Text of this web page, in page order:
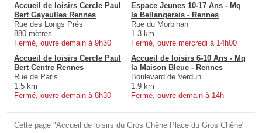
Accueil de loisirs Cercle Paul
Bert Gayeulles Rennes
Rue des Longs Prés
880 mètres
Fermé, ouvre demain à 9h30
Espace Jeunes 10-17 Ans - Mq
la Bellangerais - Rennes
Rue du Morbihan
1.3 km
Fermé, ouvre mercredi à 14h00
Accueil de loisirs Cercle Paul
Bert Centre Rennes
Rue de Paris
1.5 km
Fermé, ouvre demain à 8h30
Accueil de loisirs 6-10 Ans - Mq
la Maison Bleue - Rennes
Boulevard de Verdun
1.9 km
Fermé, ouvre demain à 14h
Cette page "Accueil de loisirs du Gros Chêne Place du Gros Chêne"